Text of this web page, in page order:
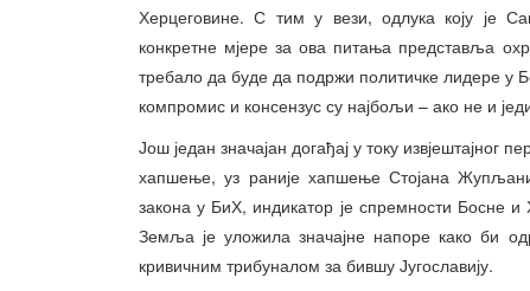
Херцеговине. С тим у вези, одлука коју је
конкретне мјере за ова питања представља
требало да буде да подржи политичке лидере у
компромис и консензус су најбољи – ако не и
Још један значајан догађај у току
хапшење, уз раније хапшење Стојана
закона у БиХ, индикатор је спремности Босне
Земља је уложила значајне напоре како би
кривичним трибуналом за бившу Југославију.